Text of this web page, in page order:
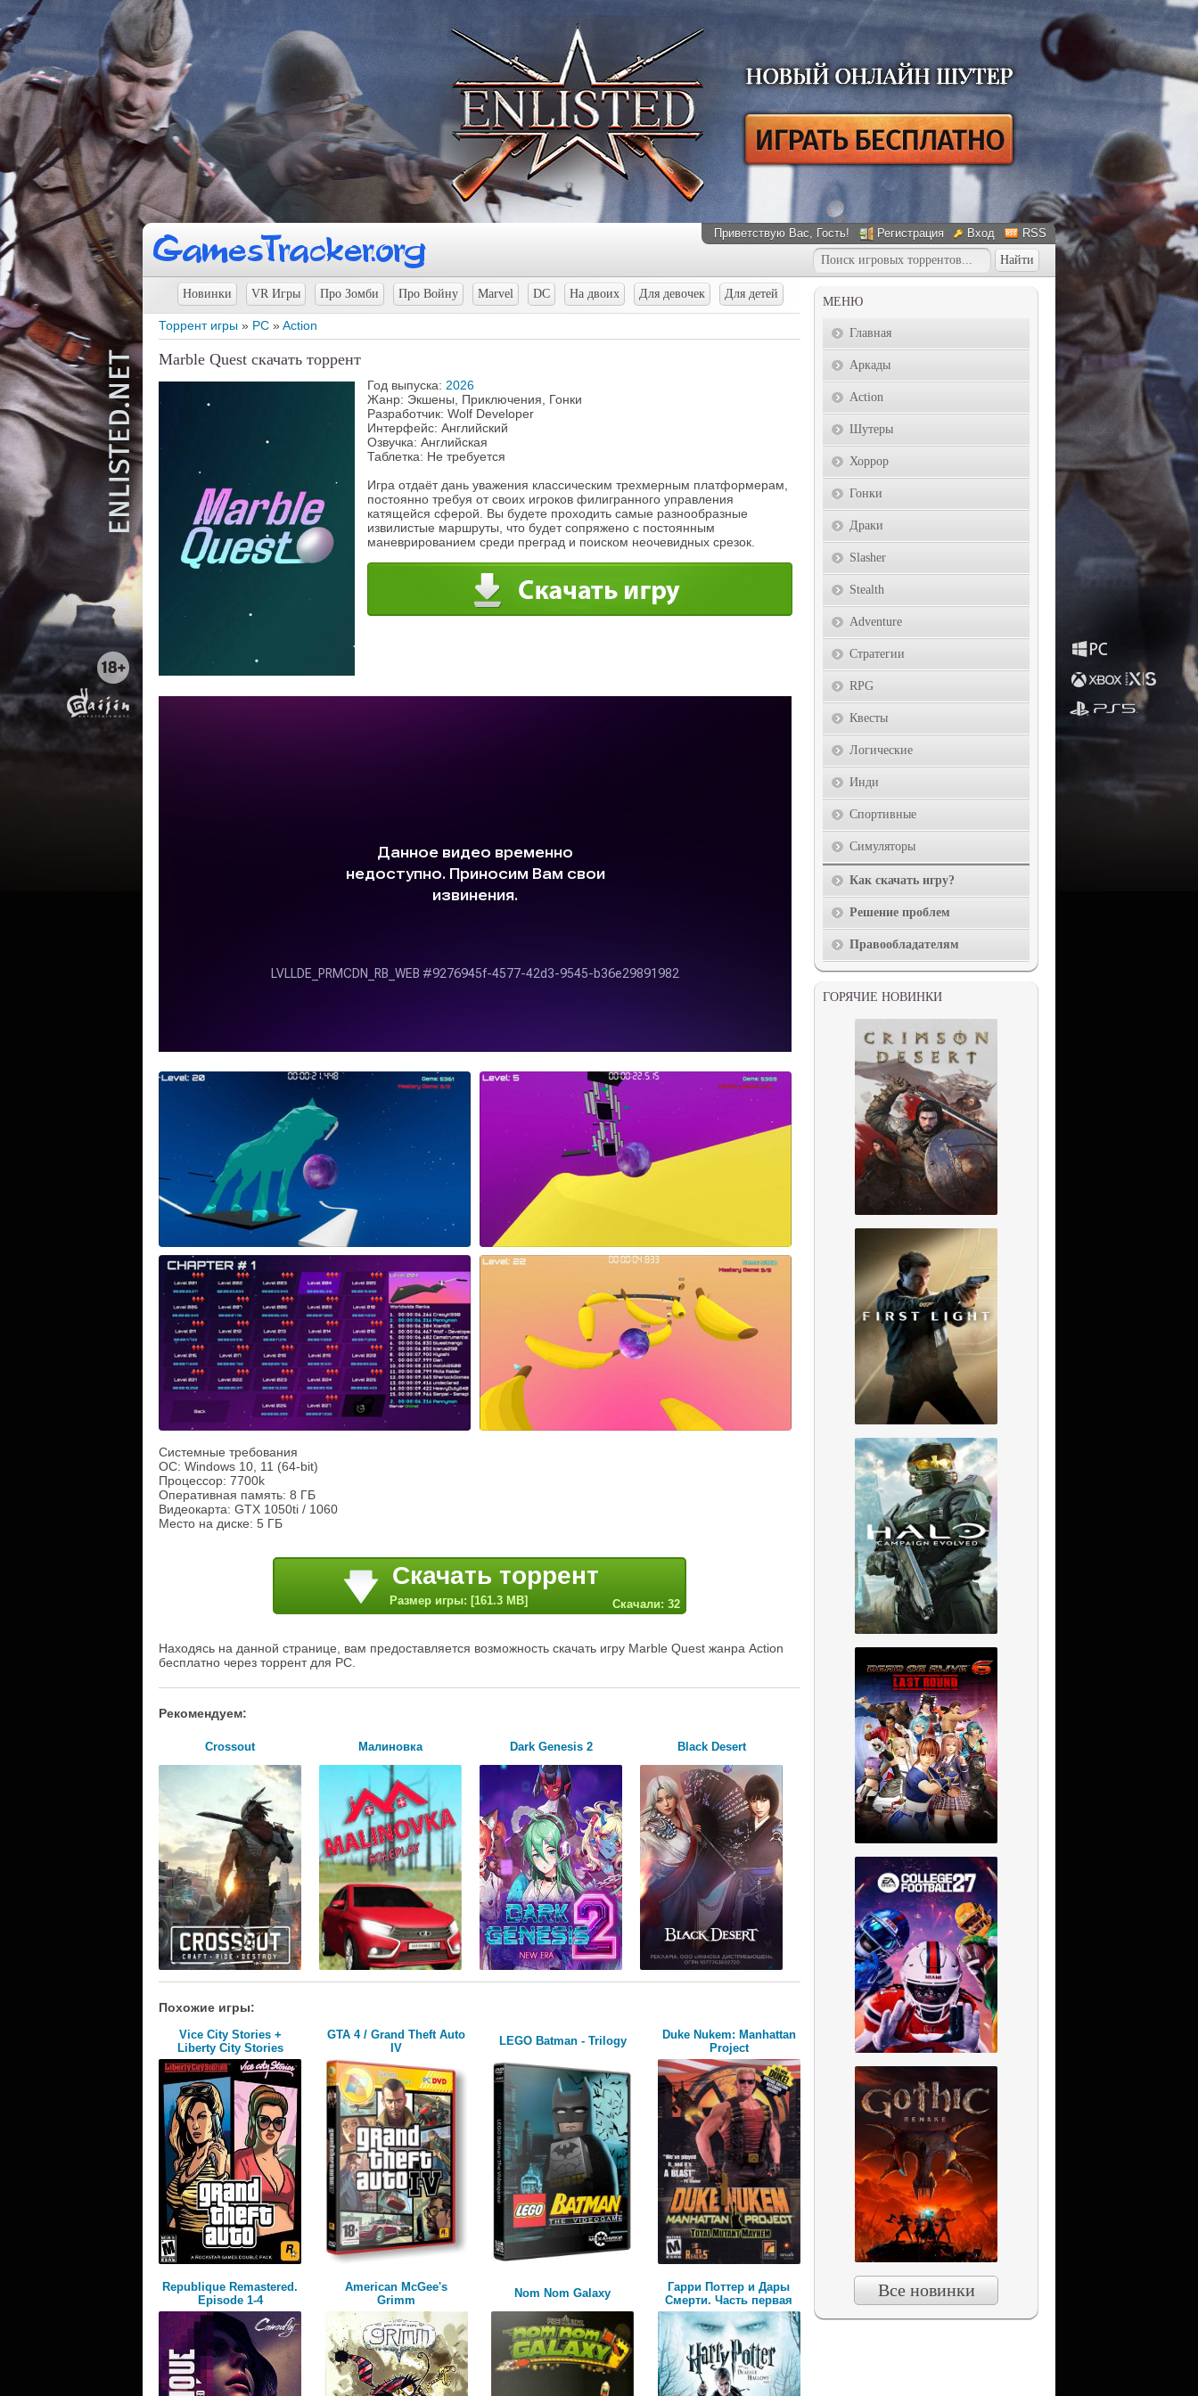
Приветствую Вас, Гость! Регистрация Вход RSS
Новинки VR Игры Про Зомби Про Войну Marvel DC На двоих Для девочек Для детей
Торрент игры » PC »Action
Marble Quest скачать торрент
Год выпуска: 2026
Жанр: Экшены, Приключения, Гонки
Разработчик: Wolf Developer
Интерфейс: Английский
Озвучка: Английская
Таблетка: Не требуется
Игра отдаёт дань уважения классическим трехмерным платформерам,
постоянно требуя от своих игроков филигранного управления
катящейся сферой. Вы будете проходить самые разнообразные
извилистые маршруты, что будет сопряжено с постоянным
маневрированием среди преград и поиском неочевидных срезок.
Системные требования
ОС: Windows 10, 11 (64-bit)
Процессор: 7700k
Оперативная память: 8 ГБ
Видеокарта: GTX 1050ti / 1060
Место на диске: 5 ГБ
Скачать торрент
Размер игры: [161.3 MB] Скачали: 32
Находясь на данной странице, вам предоставляется возможность скачать игру Marble Quest жанра Action
бесплатно через торрент для PC.
Рекомендуем:
Crossout Малиновка Dark Genesis 2 Black Desert
Похожие игры:
Vice City Stories +
Liberty City Stories
GTA 4 / Grand Theft Auto
IV
LEGO Batman - Trilogy
Duke Nukem: Manhattan
Project
Republique Remastered.
Episode 1-4
American McGee's
Grimm
Nom Nom Galaxy
Гарри Поттер и Дары
Смерти. Часть первая
МЕНЮ
Главная
Аркады
Action
Шутеры
Хоррор
Гонки
Драки
Slasher
Stealth
Adventure
Стратегии
RPG
Квесты
Логические
Инди
Спортивные
Симуляторы
Как скачать игру?
Решение проблем
Правообладателям
ГОРЯЧИЕ НОВИНКИ
Все новинки